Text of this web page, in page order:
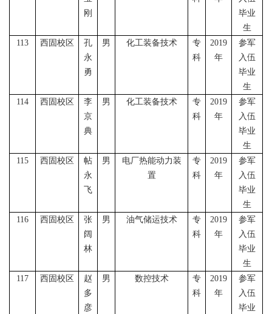
刚
毕业
生
113
西固校区
孔
永
勇
男 化工装备技术
专
科
2019
年
参军
入伍
毕业
生
114
西固校区
李
京
典
男 化工装备技术
专
科
2019
年
参军
入伍
毕业
生
115
西固校区
帖
永
飞
男
电厂热能动力装
置
专
科
2019
年
参军
入伍
毕业
生
116
西固校区
张
阔
林
男 油气储运技术
专
科
2019
年
参军
入伍
毕业
生
117
西固校区
赵
多
彦
男 数控技术
专
科
2019
年
参军
入伍
毕业